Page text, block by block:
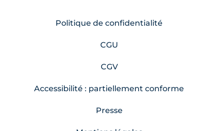
Politique de confidentialité
CGU
CGV
Accessibilité : partiellement conforme
Presse